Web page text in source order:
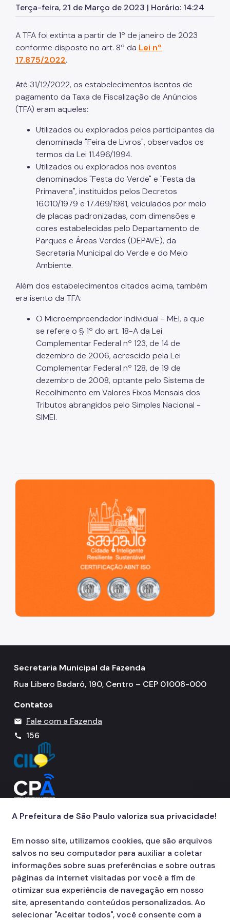
Contribuição de Melhoria
Dipam (Declaração para o IPM)
DOC/DIMP (Meios de Pagamento)
DUC (Demonstrativo Unificado)
Imunidades e Isenções
Incentivos Fiscais Zona Leste
IPTU (Imposto Predial e Territorial)
ISS (Imposto sobre Serviços)
ISS (Construção Civil)
ITBI (Transmissão de Imóveis)
Nota Fiscal Paulistana
Operações de Crédito
Pagamento de Tributos
Parcelamento de Tributos
Regularidade das UO's
SAV - Protocolo de serviços eletrônicos
Senha Web
Taxa de Resíduos Sólidos
Terça-feira, 21 de Março de 2023 | Horário: 14:24
A TFA foi extinta a partir de 1º de janeiro de 2023
conforme disposto no art. 8º da Lei nº
17.875/2022.
Até 31/12/2022, os estabelecimentos isentos de
pagamento da Taxa de Fiscalização de Anúncios
(TFA) eram aqueles:
Utilizados ou explorados pelos participantes da
denominada "Feira de Livros", observados os
termos da Lei 11.496/1994.
Utilizados ou explorados nos eventos
denominados "Festa do Verde" e "Festa da
Primavera", instituídos pelos Decretos
16.010/1979 e 17.469/1981, veiculados por meio
de placas padronizadas, com dimensões e
cores estabelecidas pelo Departamento de
Parques e Áreas Verdes (DEPAVE), da
Secretaria Municipal do Verde e do Meio
Ambiente.
Além dos estabelecimentos citados acima, também
era isento da TFA:
O Microempreendedor Individual - MEI, a que
se refere o § 1º do art. 18-A da Lei
Complementar Federal nº 123, de 14 de
dezembro de 2006, acrescido pela Lei
Complementar Federal nº 128, de 19 de
dezembro de 2008, optante pelo Sistema de
Recolhimento em Valores Fixos Mensais dos
Tributos abrangidos pelo Simples Nacional -
SIMEI.
São Paulo, cidade inteligente, resiliente e sustentável
Secretaria Municipal da Fazenda
Rua Libero Badaró, 190, Centro – CEP 01008-000
Contatos
mail Fale com a Fazenda
call 156
A Prefeitura de São Paulo valoriza sua privacidade!
Em nosso site, utilizamos cookies, que são arquivos
salvos no seu computador para auxiliar a coletar
informações sobre suas preferências e sobre outras
páginas da internet visitadas por você a fim de
otimizar sua experiência de navegação em nosso
site, apresentando conteúdos personalizados. Ao
selecionar "Aceitar todos", você consente com a